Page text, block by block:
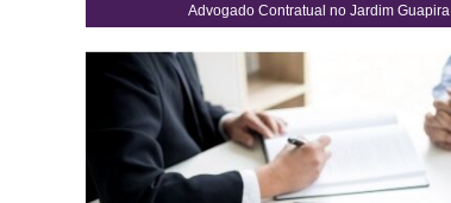
Advogado Contratual no Jardim Guapira